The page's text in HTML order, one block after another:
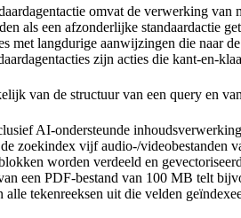
omvat de verwerking
als een afzonderlijke standaardactie
met langdurige aanwijzingen die naar
zijn acties die kant-en-
van de structuur van een query en
AI-ondersteunde
zoekindex vijf audio-/videobestanden
worden verdeeld en
een PDF-bestand van 100 MB telt
tekenreeksen uit die velden